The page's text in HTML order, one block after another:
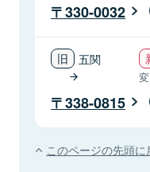
330-0032
五関
338-0815
このページの先頭に